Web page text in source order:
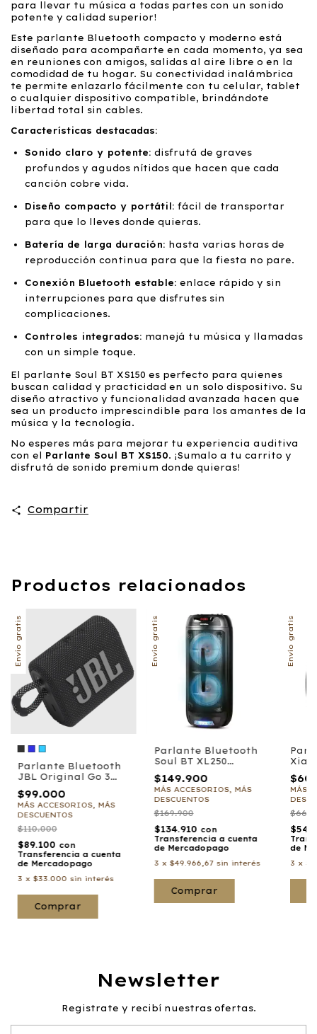
para llevar tu música a todas partes con un sonido
potente y calidad superior!
Este parlante Bluetooth compacto y moderno está
diseñado para acompañarte en cada momento, ya sea
en reuniones con amigos, salidas al aire libre o en la
comodidad de tu hogar. Su conectividad inalámbrica
te permite enlazarlo fácilmente con tu celular, tablet
o cualquier dispositivo compatible, brindándote
libertad total sin cables.
Características destacadas:
Sonido claro y potente: disfrutá de graves
profundos y agudos nítidos que hacen que cada
canción cobre vida.
Diseño compacto y portátil: fácil de transportar
para que lo lleves donde quieras.
Batería de larga duración: hasta varias horas de
reproducción continua para que la fiesta no pare.
Conexión Bluetooth estable: enlace rápido y sin
interrupciones para que disfrutes sin
complicaciones.
Controles integrados: manejá tu música y llamadas
con un simple toque.
El parlante Soul BT XS150 es perfecto para quienes
buscan calidad y practicidad en un solo dispositivo. Su
diseño atractivo y funcionalidad avanzada hacen que
sea un producto imprescindible para los amantes de la
música y la tecnología.
No esperes más para mejorar tu experiencia auditiva
con el Parlante Soul BT XS150. ¡Sumalo a tu carrito y
disfrutá de sonido premium donde quieras!
Compartir
Productos relacionados
Envío gratis
Parlante Bluetooth
JBL Original Go 3
Waterproof
$99.000
MÁS ACCESORIOS, MÁS
DESCUENTOS
$110.000
$89.100 con
Transferencia a cuenta
de Mercadopago
3 x $33.000 sin interés
Comprar
Envío gratis
Parlante Bluetooth
Soul BT XL250
microfono
$149.900
MÁS ACCESORIOS, MÁS
DESCUENTOS
$169.900
$134.910 con
Transferencia a cuenta
de Mercadopago
3 x $49.966,67 sin interés
Envío gratis
MÁS
de
3 x
Newsletter
Registrate y recibí nuestras ofertas.